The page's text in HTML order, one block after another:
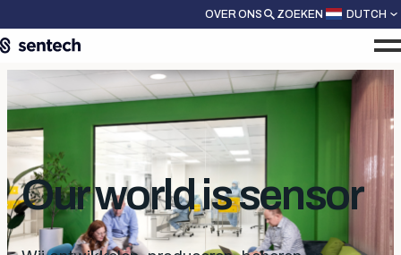
OVER ONS ZOEKEN DUTCH
Our world is sensor